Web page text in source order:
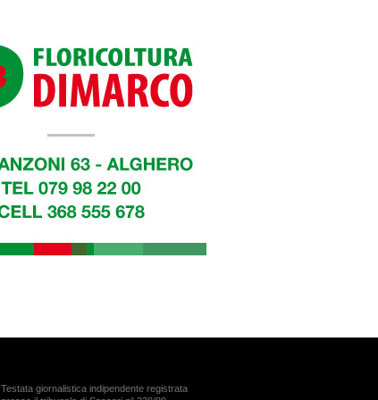
Testata giornalistica indipendente registrata